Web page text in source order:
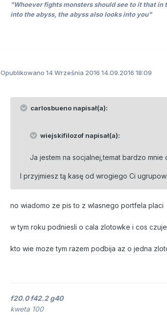
"Whoever fights monsters should see to it that in
into the abyss, the abyss also looks into you"
Opublikowano 14 Września 2016 14.09.2016 18:09
carlosbueno napisał(a):
wiejskifilozof napisał(a):
Ja jestem na socjalnej,temat bardzo mnie
I przyjmiesz tą kasę od wrogiego Ci
no wiadomo ze pis to z wlasnego portfela placi
w tym roku podniesli o cala zlotowke i cos
kto wie moze tym razem podbija az o jedna
f20.0 f42.2 g40
kweta 100